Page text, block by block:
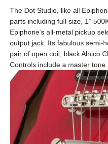
The Dot Studio, like all
parts including full-size, 1”
Epiphone’s all-metal pickup
output jack. Its fabulous semi-
pair of open coil, black Alnico
Controls include a master tone